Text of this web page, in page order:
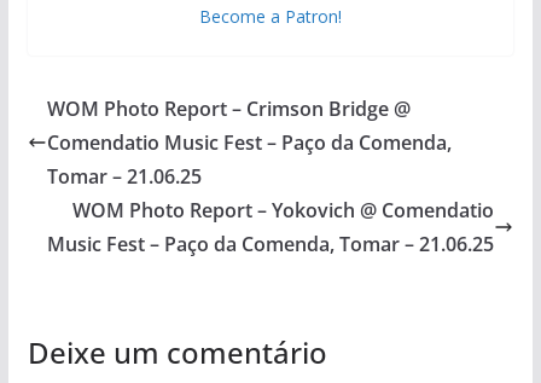
Become a Patron!
WOM Photo Report – Crimson Bridge @
Comendatio Music Fest – Paço da Comenda,
Tomar – 21.06.25
WOM Photo Report – Yokovich @ Comendatio
Music Fest – Paço da Comenda, Tomar – 21.06.25
Deixe um comentário